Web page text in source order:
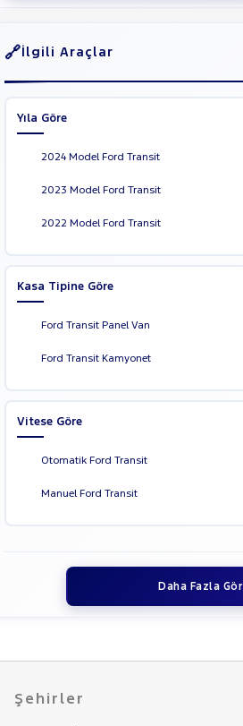
VOLVO
İlgili Araçlar
Yıla Göre
2024 Model Ford Transit
2023 Model Ford Transit
2022 Model Ford Transit
Kasa Tipine Göre
Ford Transit Panel Van
Ford Transit Kamyonet
Vitese Göre
Otomatik Ford Transit
Manuel Ford Transit
Daha Fazla Gör
Şehirler